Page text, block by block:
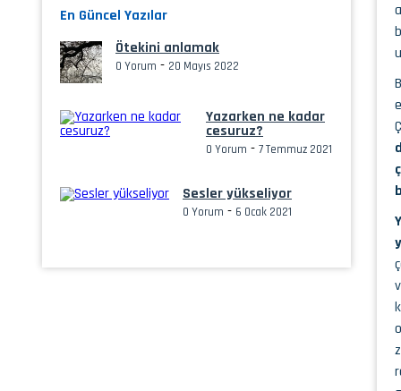
En Güncel Yazılar
Ötekini anlamak
0 Yorum - 20 Mayıs 2022
Yazarken ne kadar
cesuruz?
0 Yorum - 7 Temmuz 2021
Sesler yükseliyor
0 Yorum - 6 Ocak 2021